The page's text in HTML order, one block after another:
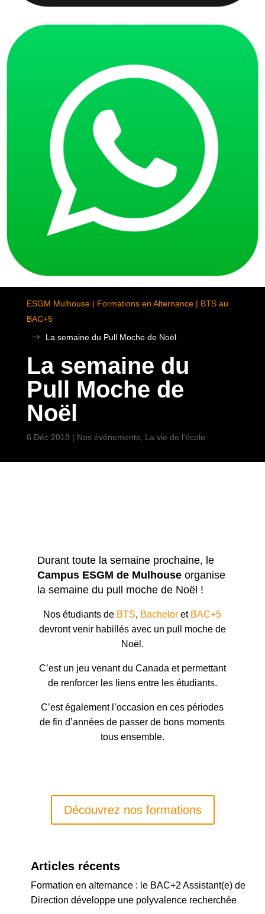
ESGM Mulhouse | Formations en Alternance | BTS au
BAC+5
$
La semaine du Pull Moche de Noël
La semaine du
Pull Moche de
Noël
6 Déc 2018 | Nos événements, La vie de l’école
Durant toute la semaine prochaine, le
Campus ESGM de Mulhouseorganise
la semaine du pull moche de Noël !
Nos étudiants de BTS, Bachelor et BAC+5
devront venir habillés avec un pull moche de
Noël.
C’est un jeu venant du Canada et permettant
de renforcer les liens entre les étudiants.
C’est également l’occasion en ces périodes
de fin d’années de passer de bons moments
tous ensemble.
Découvrez nos formations
Articles récents
Formation en alternance : le BAC+2 Assistant(e) de
Direction développe une polyvalence recherchée